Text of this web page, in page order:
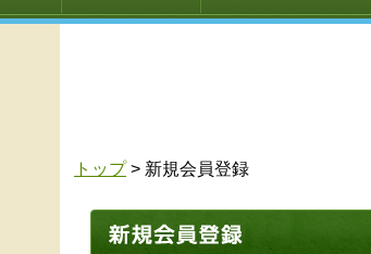
トップ> 新規会員登録